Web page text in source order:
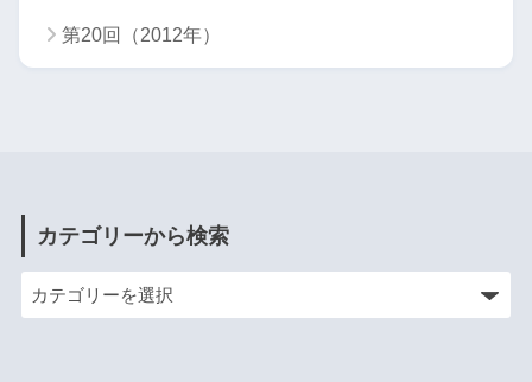
第20回（2012年）
カテゴリーから検索